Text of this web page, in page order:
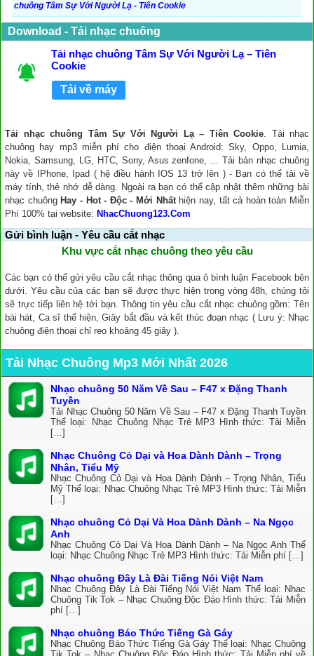
chuông Tâm Sự Với Người Lạ - Tiên Cookie
Download - Tải nhạc chuông
Tải nhạc chuông Tâm Sự Với Người Lạ – Tiên
Cookie
Tải về máy
Tải nhạc chuông Tâm Sự Với Người Lạ – Tiên Cookie. Tải nhạc
chuông hay mp3 miễn phí cho điện thoại Android: Sky, Oppo, Lumia,
Nokia, Samsung, LG, HTC, Sony, Asus zenfone, ... Tải bản nhạc chuông
này về IPhone, Ipad ( hệ điều hành IOS 13 trở lên ) - Bạn có thể tải về
máy tính, thẻ nhớ dễ dàng. Ngoài ra bạn có thể cập nhật thêm những bài
nhạc chuông Hay - Hot - Độc - Mới Nhấthiện nay, tất cả hoàn toàn Miễn
Phí 100% tại website: NhacChuong123.Com
Gửi bình luận - Yêu cầu cắt nhạc
Khu vực cắt nhạc chuông theo yêu cầu
Các bạn có thể gửi yêu cầu cắt nhạc thông qua ô bình luận Facebook bên
dưới. Yêu cầu của các bạn sẽ được thực hiện trong vòng 48h, chúng tôi
sẽ trực tiếp liên hệ tới bạn. Thông tin yêu cầu cắt nhạc chuông gồm: Tên
bài hát, Ca sĩ thể hiện, Giây bắt đầu và kết thúc đoạn nhạc ( Lưu ý: Nhạc
chuông điện thoại chỉ reo khoảng 45 giây ).
Tải Nhạc Chuông Mp3 Mới Nhất 2026
Nhạc chuông 50 Năm Về Sau – F47 x Đặng Thanh
Tuyền
Tải Nhạc Chuông 50 Năm Về Sau – F47 x Đặng Thanh Tuyền
Thể loại: Nhạc Chuông Nhạc Trẻ MP3 Hình thức: Tải Miễn
[…]
Nhạc Chuông Cỏ Dại và Hoa Dành Dành – Trọng
Nhân, Tiểu Mỹ
Nhạc Chuông Cỏ Dại và Hoa Dành Dành – Trọng Nhân, Tiểu
Mỹ Thể loại: Nhạc Chuông Nhạc Trẻ MP3 Hình thức: Tải Miễn
[…]
Nhạc chuông Cỏ Dại Và Hoa Dành Dành – Na Ngọc
Anh
Nhạc Chuông Cỏ Dại Và Hoa Dành Dành – Na Ngọc Anh Thể
loại: Nhạc Chuông Nhạc Trẻ MP3 Hình thức: Tải Miễn phí […]
Nhạc chuông Đây Là Đài Tiếng Nói Việt Nam
Nhạc Chuông Đây Là Đài Tiếng Nói Việt Nam Thể loại: Nhạc
Chuông Tik Tok – Nhạc Chuông Độc Đáo Hình thức: Tải Miễn
phí […]
Nhạc chuông Báo Thức Tiếng Gà Gáy
Nhạc Chuông Báo Thức Tiếng Gà Gáy Thể loại: Nhạc Chuông